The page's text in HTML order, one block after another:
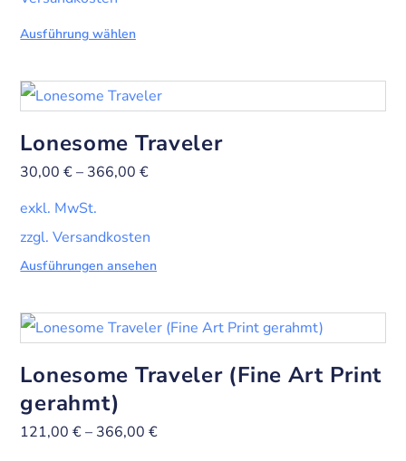
Ausführung wählen
Lonesome Traveler
30,00€– 366,00€
exkl. MwSt.
zzgl. Versandkosten
Ausführungen ansehen
Lonesome Traveler (Fine Art Print
gerahmt)
121,00€– 366,00€